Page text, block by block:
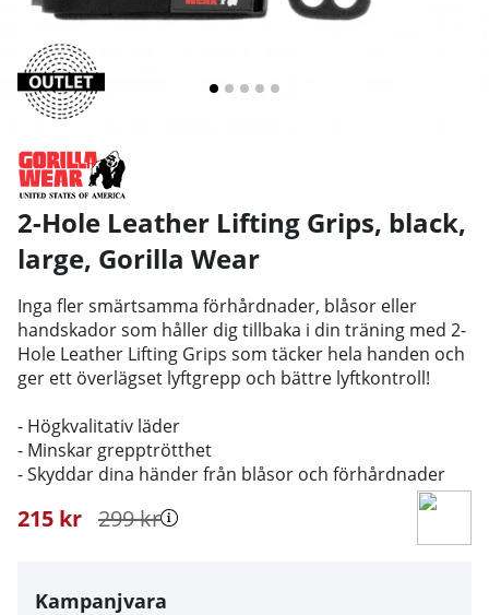
2-Hole Leather Lifting Grips, black,
large, Gorilla Wear
Inga fler smärtsamma förhårdnader, blåsor eller
handskador som håller dig tillbaka i din träning med 2-
Hole Leather Lifting Grips som täcker hela handen och
ger ett överlägset lyftgrepp och bättre lyftkontroll!
- Högkvalitativ läder
- Minskar grepptrötthet
- Skyddar dina händer från blåsor och förhårdnader
299kr
215 kr
Kampanjvara